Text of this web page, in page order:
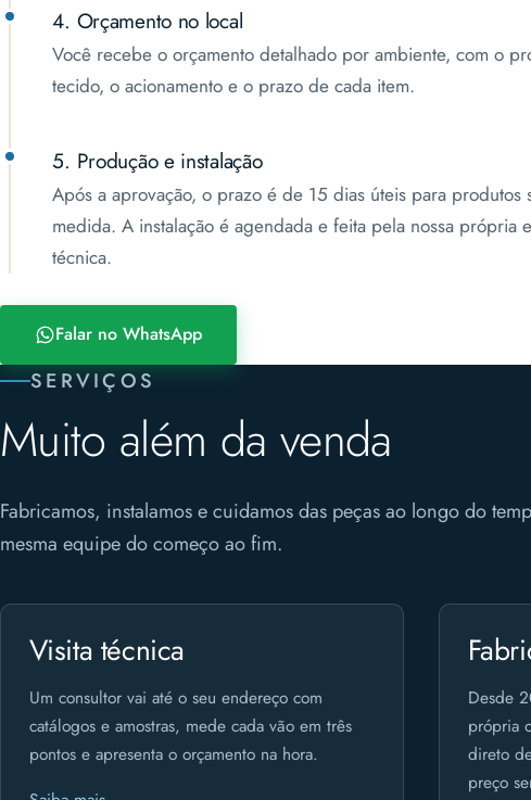
4. Orçamento no local
Você recebe o orçamento detalhado por ambiente, com o
tecido, o acionamento e o prazo de cada item.
5. Produção e instalação
Após a aprovação, o prazo é de 15 dias úteis para produtos
medida. A instalação é agendada e feita pela nossa própria
técnica.
Falar no WhatsApp
SERVIÇOS
Muito além da venda
Fabricamos, instalamos e cuidamos das peças ao longo do
mesma equipe do começo ao fim.
Visita técnica
Um consultor vai até o seu endereço com
catálogos e amostras, mede cada vão em três
pontos e apresenta o orçamento na hora.
Desde
própria
direto
preço